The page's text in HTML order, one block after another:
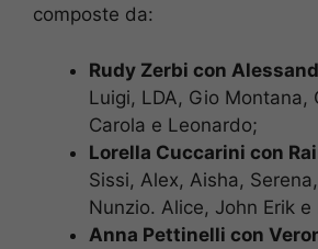
composte da:
Rudy Zerbi con
Luigi, LDA, Gio Montana,
Carola e Leonardo;
Lorella Cuccarini con
Sissi, Alex, Aisha,
Nunzio. Alice, John Erik e
Anna Pettinelli con